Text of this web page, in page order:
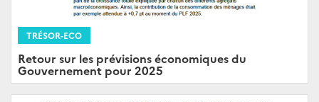
TRÉSOR-ECO
Retour sur les prévisions économiques du
Gouvernement pour 2025